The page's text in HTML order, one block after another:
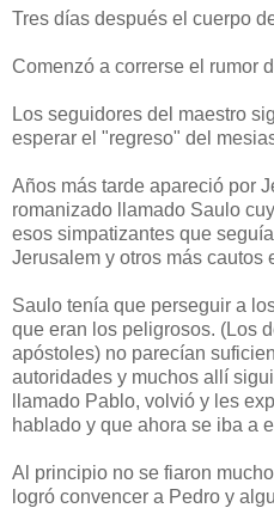
Tres días después el cuerpo
Comenzó a correrse el rumor
Los seguidores del maestro
esperar el "regreso" del
Años más tarde apareció por
romanizado llamado Saulo
esos simpatizantes que
Jerusalem y otros más cautos
Saulo tenía que perseguir a
que eran los peligrosos. (Los
apóstoles) no parecían
autoridades y muchos allí
llamado Pablo, volvió y les
hablado y que ahora se iba a
Al principio no se fiaron
logró convencer a Pedro y